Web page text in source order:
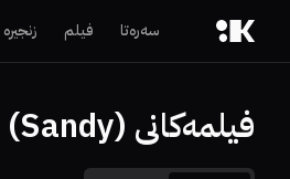
سەرەتا فیلم زنجیرە
فیلمەکانی (Sandy)